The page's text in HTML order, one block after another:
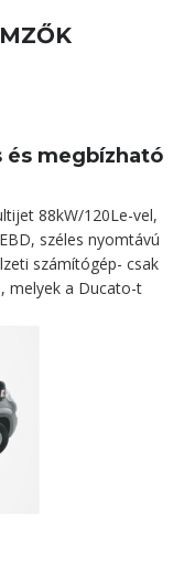
és megbízható
88kW/120Le-vel,
széles nyomtávú
számítógép- csak
melyek a Ducato-t